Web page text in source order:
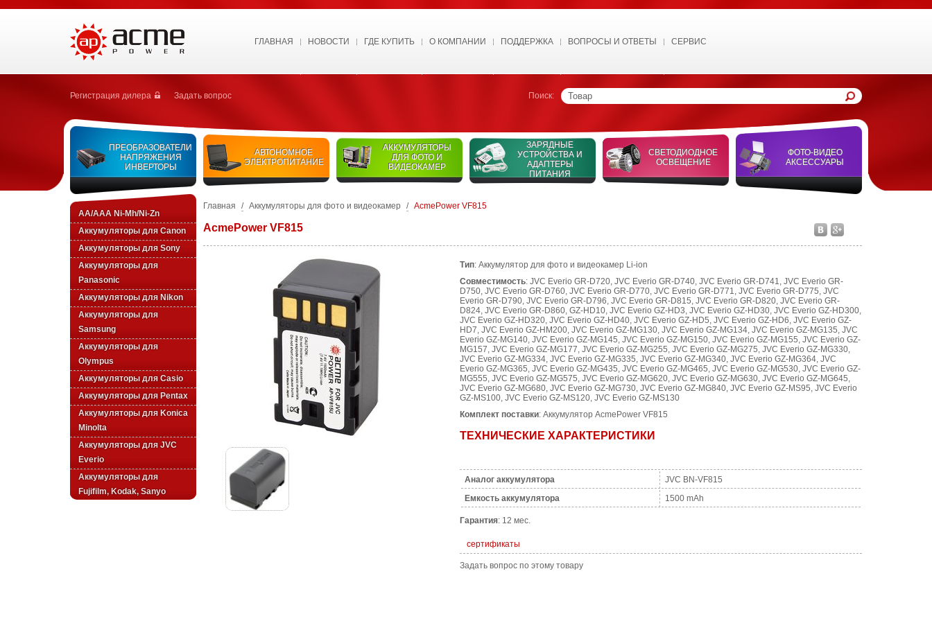
ГЛАВНАЯ НОВОСТИ ГДЕ КУПИТЬ О КОМПАНИИ ПОДДЕРЖКА ВОПРОСЫ И ОТВЕТЫ СЕРВИС
Регистрация дилера Задать вопрос Поиск:
ПРЕОБРАЗОВАТЕЛИ
НАПРЯЖЕНИЯ
ИНВЕРТОРЫ
АВТОНОМНОЕ
ЭЛЕКТРОПИТАНИЕ
АККУМУЛЯТОРЫ
ДЛЯ ФОТО И
ВИДЕОКАМЕР
ЗАРЯДНЫЕ
УСТРОЙСТВА И
АДАПТЕРЫ
ПИТАНИЯ
СВЕТОДИОДНОЕ
ОСВЕЩЕНИЕ
ФОТО-ВИДЕО
АКСЕССУАРЫ
AA/AAA Ni-Mh/Ni-Zn
Аккумуляторы для Canon
Аккумуляторы для Sony
Аккумуляторы для
Panasonic
Аккумуляторы для Nikon
Аккумуляторы для
Samsung
Аккумуляторы для
Olympus
Аккумуляторы для Casio
Аккумуляторы для Pentax
Аккумуляторы для Konica
Minolta
Аккумуляторы для JVC
Everio
Аккумуляторы для
Fujifilm, Kodak, Sanyo
Главная / Аккумуляторы для фото и видеокамер / AcmePower VF815
AcmePower VF815
Тип: Аккумулятор для фото и видеокамер Li-ion
Совместимость: JVC Everio GR-D720, JVC Everio GR-D740, JVC Everio GR-D741, JVC Everio GR-
D750, JVC Everio GR-D760, JVC Everio GR-D770, JVC Everio GR-D771, JVC Everio GR-D775, JVC
Everio GR-D790, JVC Everio GR-D796, JVC Everio GR-D815, JVC Everio GR-D820, JVC Everio GR-
D824, JVC Everio GR-D860, GZ-HD10, JVC Everio GZ-HD3, JVC Everio GZ-HD30, JVC Everio GZ-HD300,
JVC Everio GZ-HD320, JVC Everio GZ-HD40, JVC Everio GZ-HD5, JVC Everio GZ-HD6, JVC Everio GZ-
HD7, JVC Everio GZ-HM200, JVC Everio GZ-MG130, JVC Everio GZ-MG134, JVC Everio GZ-MG135, JVC
Everio GZ-MG140, JVC Everio GZ-MG145, JVC Everio GZ-MG150, JVC Everio GZ-MG155, JVC Everio GZ-
MG157, JVC Everio GZ-MG177, JVC Everio GZ-MG255, JVC Everio GZ-MG275, JVC Everio GZ-MG330,
JVC Everio GZ-MG334, JVC Everio GZ-MG335, JVC Everio GZ-MG340, JVC Everio GZ-MG364, JVC
Everio GZ-MG365, JVC Everio GZ-MG435, JVC Everio GZ-MG465, JVC Everio GZ-MG530, JVC Everio GZ-
MG555, JVC Everio GZ-MG575, JVC Everio GZ-MG620, JVC Everio GZ-MG630, JVC Everio GZ-MG645,
JVC Everio GZ-MG680, JVC Everio GZ-MG730, JVC Everio GZ-MG840, JVC Everio GZ-MS95, JVC Everio
GZ-MS100, JVC Everio GZ-MS120, JVC Everio GZ-MS130
Комплект поставки: Аккумулятор AcmePower VF815
ТЕХНИЧЕСКИЕ ХАРАКТЕРИСТИКИ
Аналог аккумулятора
JVC BN-VF815
Емкость аккумулятора
1500 mAh
Гарантия: 12 мес.
сертификаты
Задать вопрос по этому товару